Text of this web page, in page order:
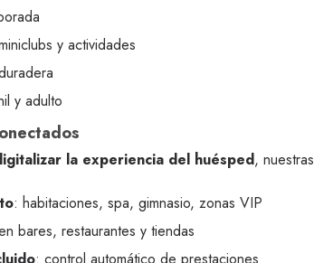
y actividades
y adulto
la experiencia del huésped, nuestras
: habitaciones, spa, gimnasio, zonas VIP
bares, restaurantes y tiendas